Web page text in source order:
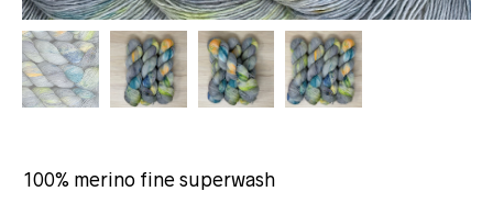
100% merino fine superwash